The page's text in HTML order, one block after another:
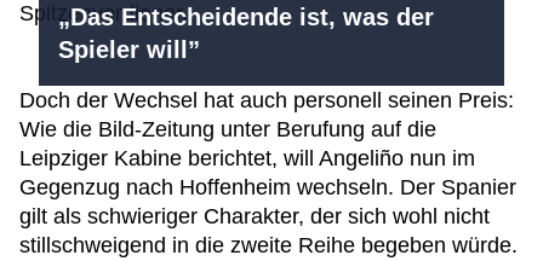
Spitzenverdiener.
„Das Entscheidende ist, was der
Spieler will”
Doch der Wechsel hat auch personell seinen Preis:
Wie die Bild-Zeitung unter Berufung auf die
Leipziger Kabine berichtet, will Angeliño nun im
Gegenzug nach Hoffenheim wechseln. Der Spanier
gilt als schwieriger Charakter, der sich wohl nicht
stillschweigend in die zweite Reihe begeben würde.